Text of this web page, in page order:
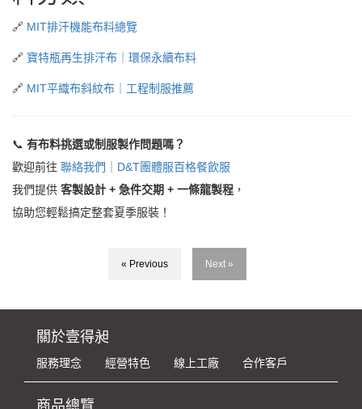
🔗 MIT排汗機能布料總覽
🔗 寶特瓶再生排汗布｜環保永續布料
🔗 MIT平織布斜紋布｜工程制服推薦
📞 有布料挑選或制服製作問題嗎？
歡迎前往 聯絡我們｜D&T團體服百格餐飲服
我們提供 客製設計 + 急件交期 + 一條龍製程 ，
協助您輕鬆搞定整套夏季服裝！
« Previous Next »
關於壹得昶
服務理念 經營特色 線上工廠 合作客戶
商品總覽